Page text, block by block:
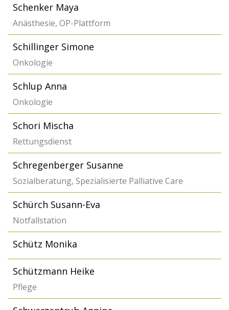
Schenker Maya
Anästhesie, OP-Plattform
Schillinger Simone
Onkologie
Schlup Anna
Onkologie
Schori Mischa
Rettungsdienst
Schregenberger Susanne
Sozialberatung, Spezialisierte Palliative Care
Schürch Susann-Eva
Notfallstation
Schütz Monika
Schützmann Heike
Pflege